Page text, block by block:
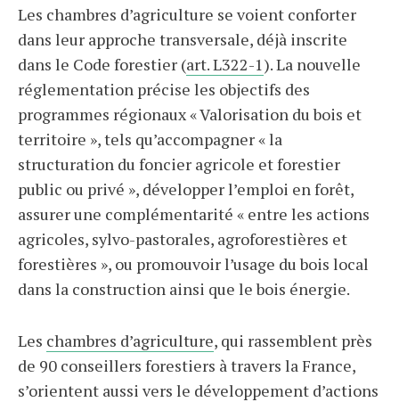
Les chambres d’agriculture se voient conforter
dans leur approche transversale, déjà inscrite
dans le Code forestier (art. L322-1). La nouvelle
réglementation précise les objectifs des
programmes régionaux « Valorisation du bois et
territoire », tels qu’accompagner « la
structuration du foncier agricole et forestier
public ou privé », développer l’emploi en forêt,
assurer une complémentarité « entre les actions
agricoles, sylvo-pastorales, agroforestières et
forestières », ou promouvoir l’usage du bois local
dans la construction ainsi que le bois énergie.
Les chambres d’agriculture, qui rassemblent près
de 90 conseillers forestiers à travers la France,
s’orientent aussi vers le développement d’actions